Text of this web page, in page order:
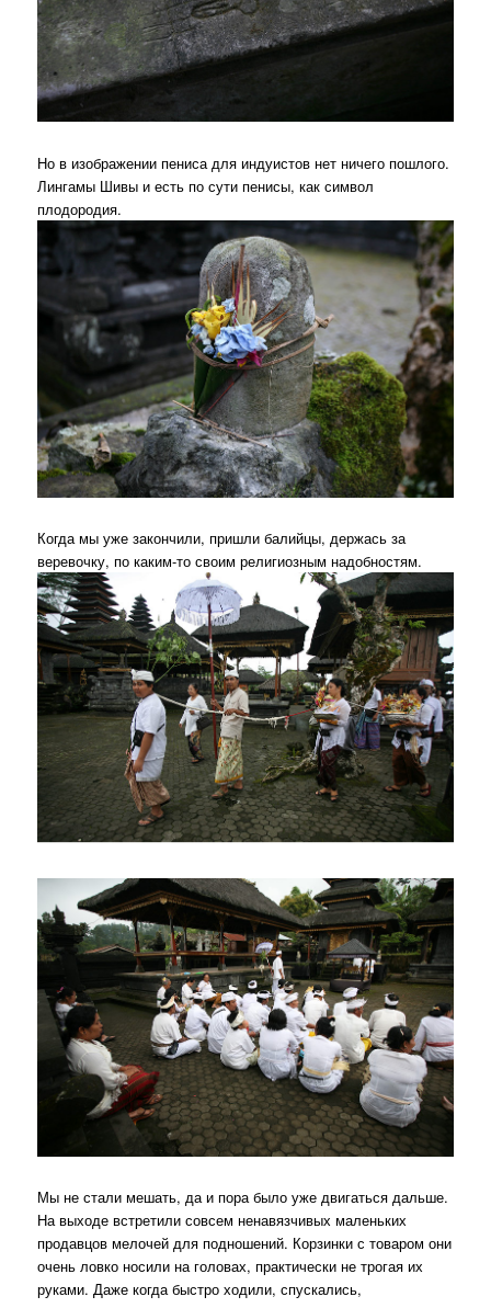
Но в изображении пениса для индуистов нет ничего пошлого.
Лингамы Шивы и есть по сути пенисы, как символ
плодородия.
Когда мы уже закончили, пришли балийцы, держась за
веревочку, по каким-то своим религиозным надобностям.
Мы не стали мешать, да и пора было уже двигаться дальше.
На выходе встретили совсем ненавязчивых маленьких
продавцов мелочей для подношений. Корзинки с товаром они
очень ловко носили на головах, практически не трогая их
руками. Даже когда быстро ходили, спускались,